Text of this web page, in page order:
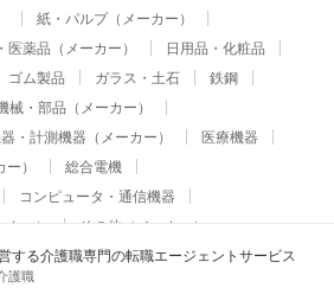
する介護職専門の転職エージェントサービス
護職
紙・パルプ（メーカー）
医薬品（メーカー）
日用品・化粧品
ゴム製品 ガラス・土石
鉄鋼
械・部品（メーカー）
・計測機器（メーカー）
医療機器
）
総合電機
コンピュータ・通信機器
ー）
その他（メーカー）
福祉・介護